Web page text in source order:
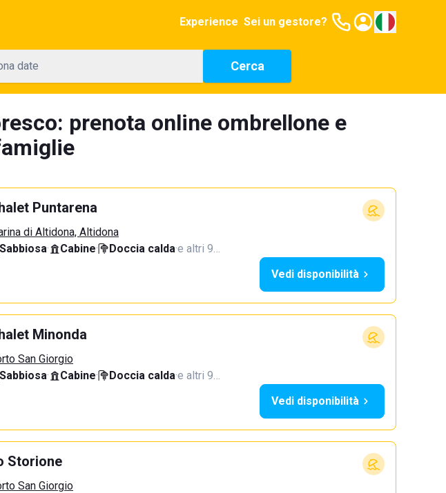
Experience Sei un gestore?
date Cerca
prenota online ombrellone e
Puntarena
di Altidona, Altidona
Sabbiosa· Cabine· Doccia calda·e altri 9…
Vedi disponibilità
Minonda
San Giorgio
Sabbiosa· Cabine· Doccia calda·e altri 9…
Vedi disponibilità
Storione
San Giorgio